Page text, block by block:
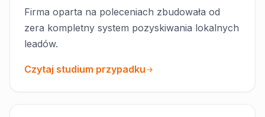
Firma oparta na poleceniach zbudowała od
zera kompletny system pozyskiwania lokalnych
leadów.
Czytaj studium przypadku